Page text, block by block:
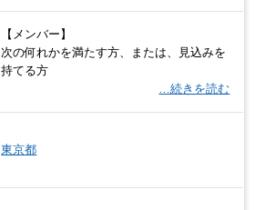
【メンバー】
次の何れかを満たす方、または、見込みを
持てる方
…続きを読む
東京都